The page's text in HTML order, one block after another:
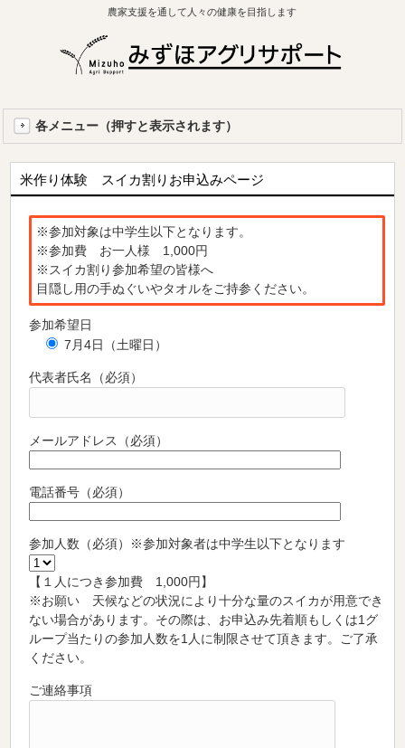
農家支援を通して人々の健康を目指します
各メニュー（押すと表示されます）
米作り体験 スイカ割りお申込みページ
※参加対象は中学生以下となります。
※参加費 お一人様 1,000円
※スイカ割り参加希望の皆様へ
目隠し用の手ぬぐいやタオルをご持参ください。
参加希望日
7月4日（土曜日）
代表者氏名（必須）
メールアドレス（必須）
電話番号（必須）
参加人数（必須）※参加対象者は中学生以下となります
【１人につき参加費 1,000円】
※お願い 天候などの状況により十分な量のスイカが用意でき
ない場合があります。その際は、お申込み先着順もしくは1グ
ループ当たりの参加人数を1人に制限させて頂きます。ご了承
ください。
ご連絡事項